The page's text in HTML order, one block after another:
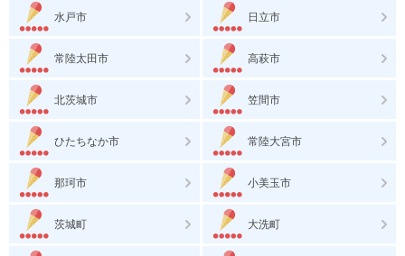
水戸市 日立市
常陸太田市 高萩市
北茨城市 笠間市
ひたちなか市 常陸大宮市
那珂市 小美玉市
茨城町 大洗町